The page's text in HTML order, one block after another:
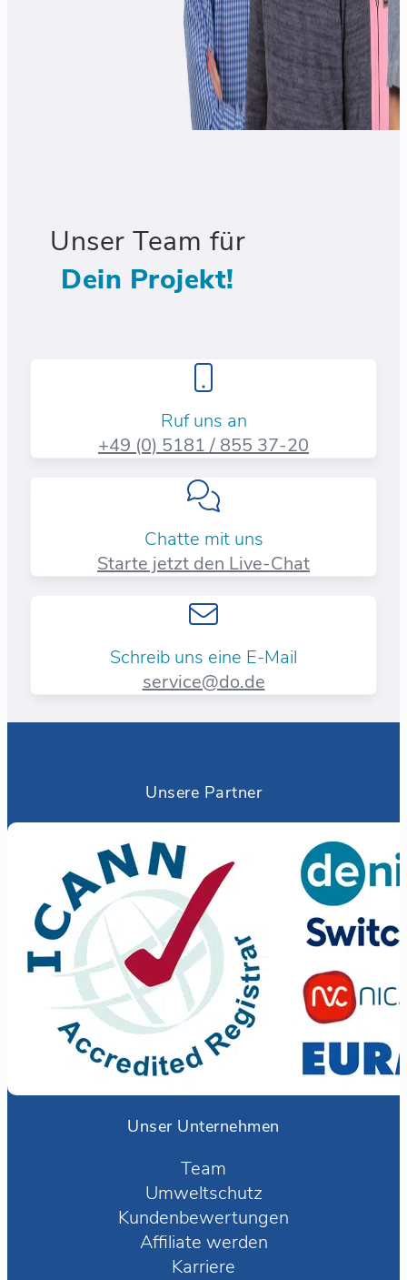
Unser Team für
Dein Projekt!
Ruf uns an
+49 (0) 5181 / 855 37-20​
Chatte mit uns
Starte jetzt den Live-Chat
Schreib uns eine E-Mail
service@do.de
Unsere Partner
Unser Unternehmen
Team
Umweltschutz
Kundenbewertungen
Affiliate werden
Karriere